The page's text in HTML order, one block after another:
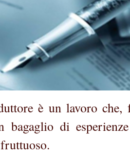
è un lavoro
bagaglio di